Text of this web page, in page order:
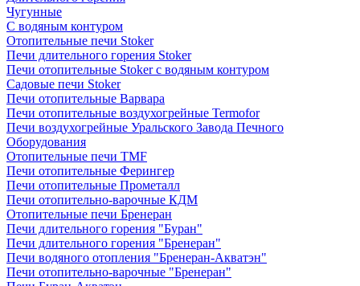
Чугунные
C водяным контуром
Отопительные печи Stoker
Печи длительного горения Stoker
Печи отопительные Stoker с водяным контуром
Садовые печи Stoker
Печи отопительные Варвара
Печи отопительные воздухогрейные Termofor
Печи воздухогрейные Уральского Завода Печного
Оборудования
Отопительные печи TMF
Печи отопительные Ферингер
Печи отопительные Прометалл
Печи отопительно-варочные КДМ
Отопительные печи Бренеран
Печи длительного горения "Буран"
Печи длительного горения "Бренеран"
Печи водяного отопления "Бренеран-Акватэн"
Печи отопительно-варочные "Бренеран"